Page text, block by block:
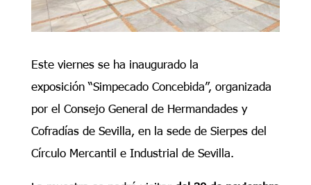
Este viernes se ha inaugurado la
exposición “Simpecado Concebida”, organizada
por el Consejo General de Hermandades y
Cofradías de Sevilla, en la sede de Sierpes del
Círculo Mercantil e Industrial de Sevilla.